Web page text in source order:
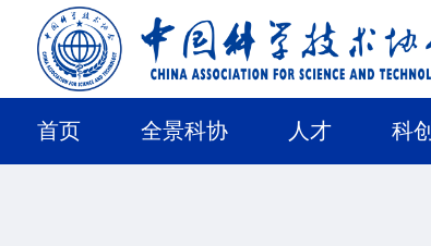
首页 全景科协 人才 科创